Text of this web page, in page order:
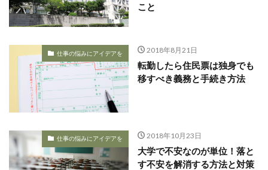
こと
仕事の悩みにアイデアを 2018年8月21日
転勤したら住民票は独身でも
移すべき義務と手続き方法
仕事の悩みにアイデアを 2018年10月23日
大学で不安なのが単位！落と
す不安を解消する方法と対策